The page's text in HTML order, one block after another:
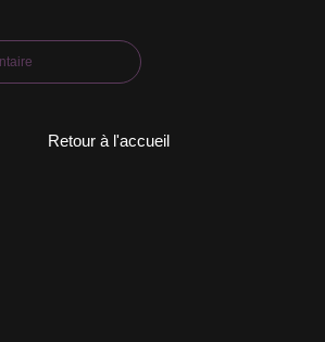
Retour à l'accueil